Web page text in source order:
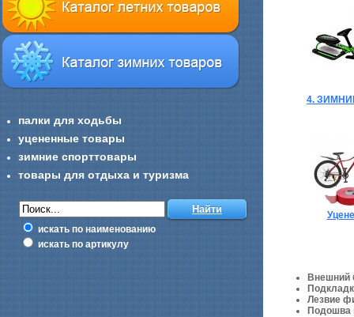
палки для ходьбы
уцененные товары
зимние спорттовары
товары для отдыха и туризма
искать по наименованию
искать по артикулу
4.
Внешний
Лезвие
Подошва